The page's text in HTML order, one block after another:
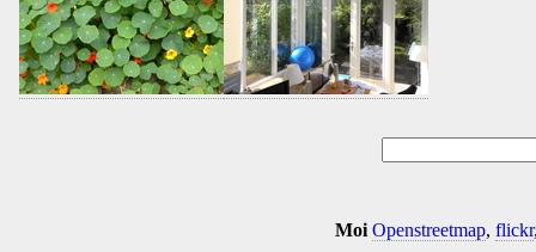
Moi Openstreetmap, flickr